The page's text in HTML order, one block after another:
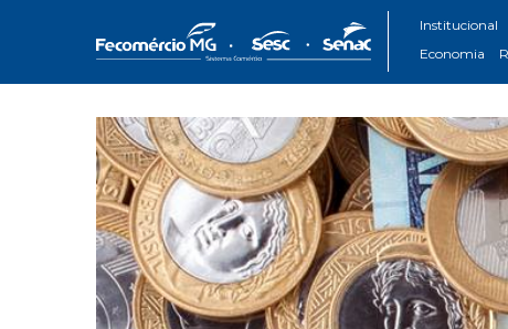
Institucional
Economia